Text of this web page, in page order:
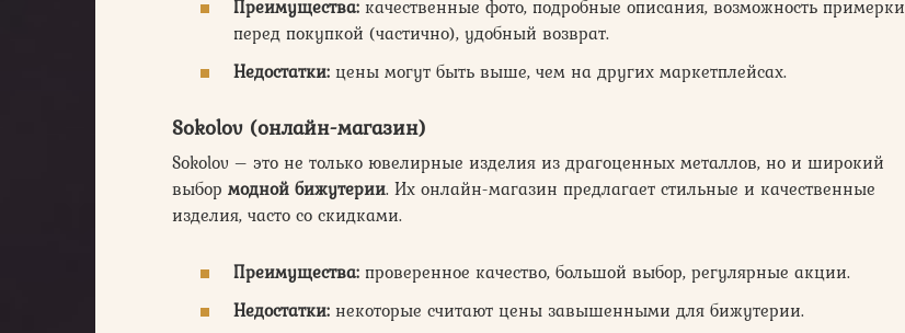
Преимущества: качественные фото, подробные описания, возможность примерки
перед покупкой (частично), удобный возврат.
Недостатки: цены могут быть выше, чем на других маркетплейсах.
Sokolov (онлайн-магазин)
Sokolov – это не только ювелирные изделия из драгоценных металлов, но и широкий
выбор модной бижутерии. Их онлайн-магазин предлагает стильные и качественные
изделия, часто со скидками.
Преимущества: проверенное качество, большой выбор, регулярные акции.
Недостатки: некоторые считают цены завышенными для бижутерии.